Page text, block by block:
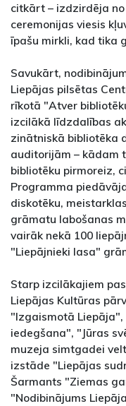
citkārt – izdzirdēja
ceremonijas viesis
īpašu mirkli, kad tika
Savukārt,
Liepājas pilsētas
rīkotā "Atver
izcilākā līdzdalības
zinātniskā bibliotēka
auditorijām – kādam
bibliotēku pirmoreiz,
Programma
diskotēku,
grāmatu labošanas
vairāk nekā 100
"Liepājnieki lasa"
Starp izcilākajiem
Liepājas Kultūras
"Izgaismotā
iedegšana", "Jūras
muzeja simtgadei
izstāde "Liepājas
Šarmants "Ziemas
"Nodibinājums